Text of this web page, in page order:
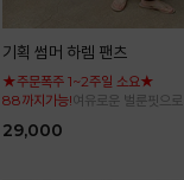
기획 썸머 하렘 팬츠
★주문폭주 1~2주일 소요★
88까지가능!여유로운 벌룬핏으로 자연스러운 체
29,000